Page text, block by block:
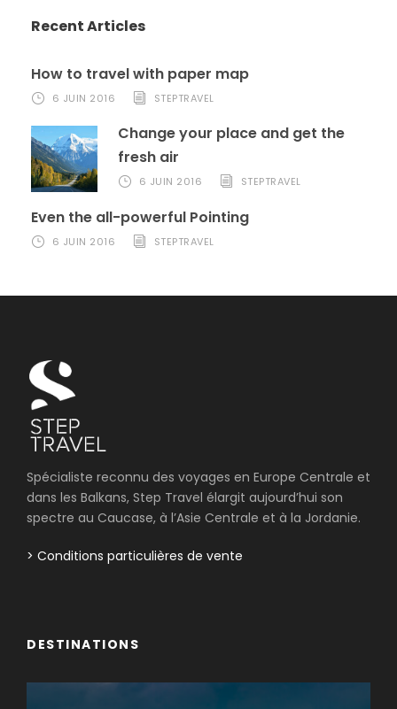
Recent Articles
How to travel with paper map
6 JUIN 2016 STEPTRAVEL
Change your place and get the
fresh air
6 JUIN 2016 STEPTRAVEL
Even the all-powerful Pointing
6 JUIN 2016 STEPTRAVEL
Spécialiste reconnu des voyages en Europe Centrale et
dans les Balkans, Step Travel élargit aujourd’hui son
spectre au Caucase, à l’Asie Centrale et à la Jordanie.
> Conditions particulières de vente
DESTINATIONS